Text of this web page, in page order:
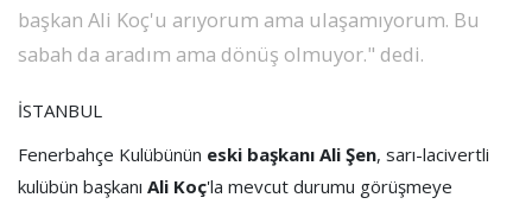
REKLAMLAR
başkan Ali Koç'u arıyorum ama ulaşamıyorum. Bu
sabah da aradım ama dönüş olmuyor." dedi.
İSTANBUL
Fenerbahçe Kulübünün eski başkanı Ali Şen, sarı-lacivertli
kulübün başkanı Ali Koç'la mevcut durumu görüşmeye